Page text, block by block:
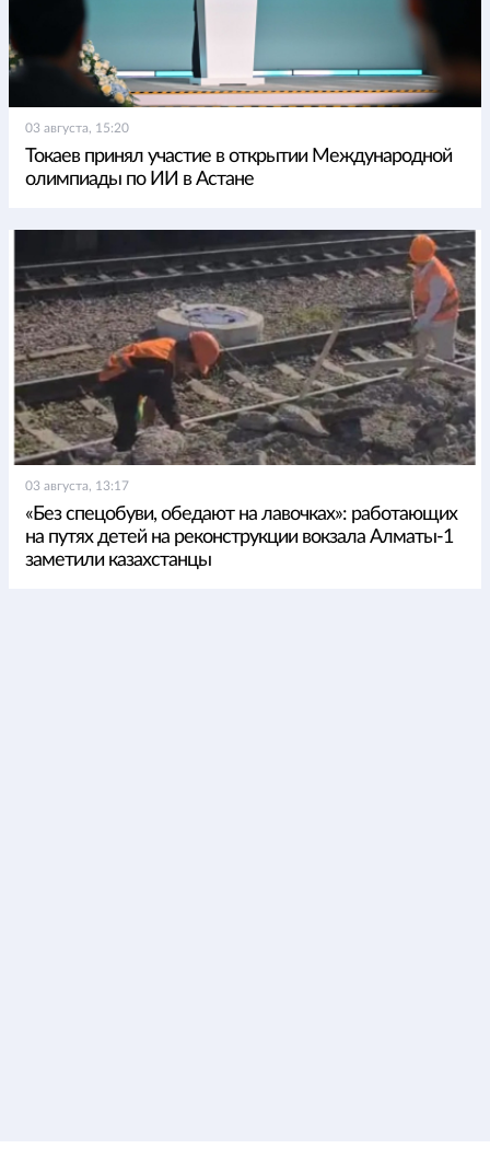
03 августа, 15:20
Токаев принял участие в открытии Международной
олимпиады по ИИ в Астане
03 августа, 13:17
«Без спецобуви, обедают на лавочках»: работающих
на путях детей на реконструкции вокзала Алматы-1
заметили казахстанцы